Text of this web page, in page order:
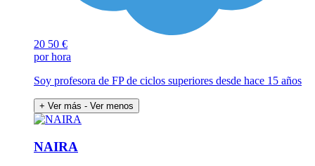
20 50 €
por hora
Soy profesora de FP de ciclos superiores desde hace 15 años
+ Ver más - Ver menos
NAIRA